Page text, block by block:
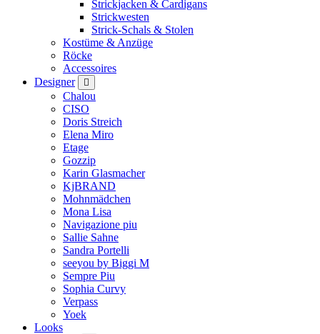
Strickjacken & Cardigans
Strickwesten
Strick-Schals & Stolen
Kostüme & Anzüge
Röcke
Accessoires
Designer
Chalou
CISO
Doris Streich
Elena Miro
Etage
Gozzip
Karin Glasmacher
KjBRAND
Mohnmädchen
Mona Lisa
Navigazione piu
Sallie Sahne
Sandra Portelli
seeyou by Biggi M
Sempre Piu
Sophia Curvy
Verpass
Yoek
Looks